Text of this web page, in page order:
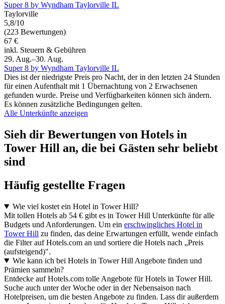
Super 8 by Wyndham Taylorville IL
Taylorville
5,8/10
(223 Bewertungen)
67 €
inkl. Steuern & Gebühren
29. Aug.–30. Aug.
Super 8 by Wyndham Taylorville IL
Dies ist der niedrigste Preis pro Nacht, der in den letzten 24 Stunden
für einen Aufenthalt mit 1 Übernachtung von 2 Erwachsenen
gefunden wurde. Preise und Verfügbarkeiten können sich ändern.
Es können zusätzliche Bedingungen gelten.
Alle Unterkünfte anzeigen
Sieh dir Bewertungen von Hotels in
Tower Hill an, die bei Gästen sehr beliebt
sind
Häufig gestellte Fragen
Wie viel kostet ein Hotel in Tower Hill?
Mit tollen Hotels ab 54 € gibt es in Tower Hill Unterkünfte für alle
Budgets und Anforderungen. Um ein erschwingliches Hotel in
Tower Hill zu finden, das deine Erwartungen erfüllt, wende einfach
die Filter auf Hotels.com an und sortiere die Hotels nach „Preis
(aufsteigend)".
Wie kann ich bei Hotels in Tower Hill Angebote finden und
Prämien sammeln?
Entdecke auf Hotels.com tolle Angebote für Hotels in Tower Hill.
Suche auch unter der Woche oder in der Nebensaison nach
Hotelpreisen, um die besten Angebote zu finden. Lass dir außerdem